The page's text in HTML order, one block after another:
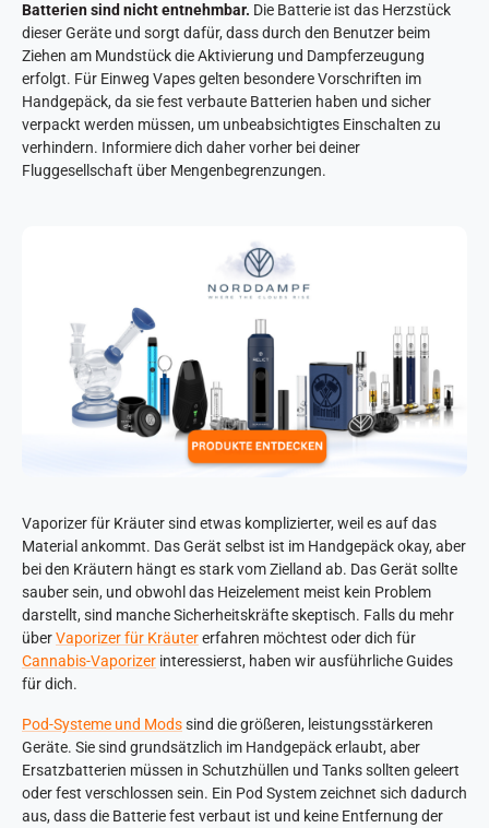
Batterien sind nicht entnehmbar. Die Batterie ist das Herzstück
dieser Geräte und sorgt dafür, dass durch den Benutzer beim
Ziehen am Mundstück die Aktivierung und Dampferzeugung
erfolgt. Für Einweg Vapes gelten besondere Vorschriften im
Handgepäck, da sie fest verbaute Batterien haben und sicher
verpackt werden müssen, um unbeabsichtigtes Einschalten zu
verhindern. Informiere dich daher vorher bei deiner
Fluggesellschaft über Mengenbegrenzungen.
Vaporizer für Kräuter sind etwas komplizierter, weil es auf das
Material ankommt. Das Gerät selbst ist im Handgepäck okay, aber
bei den Kräutern hängt es stark vom Zielland ab. Das Gerät sollte
sauber sein, und obwohl das Heizelement meist kein Problem
darstellt, sind manche Sicherheitskräfte skeptisch. Falls du mehr
überVaporizer für Kräutererfahren möchtest oder dich für
Cannabis-Vaporizer interessierst, haben wir ausführliche Guides
für dich.
Pod-Systeme und Modssind die größeren, leistungsstärkeren
Geräte. Sie sind grundsätzlich im Handgepäck erlaubt, aber
Ersatzbatterien müssen in Schutzhüllen und Tanks sollten geleert
oder fest verschlossen sein. Ein Pod System zeichnet sich dadurch
aus, dass die Batterie fest verbaut ist und keine Entfernung der